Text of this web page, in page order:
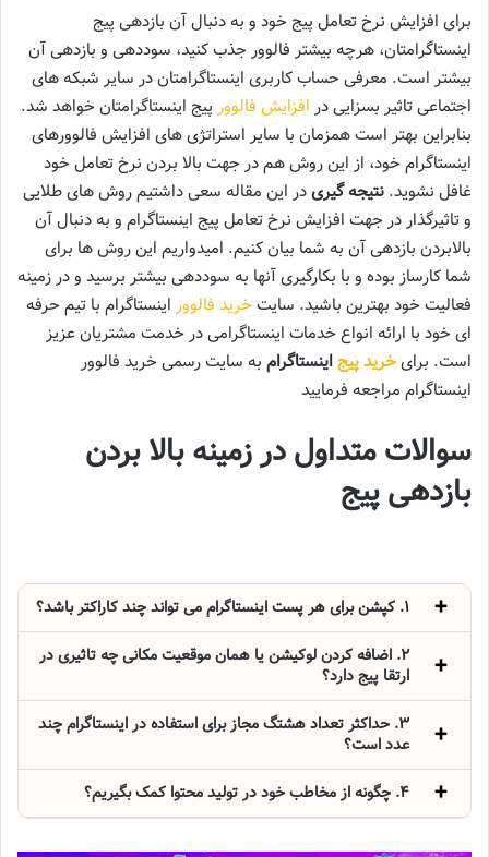
برای افزایش نرخ تعامل پیج خود و به دنبال آن بازدهی پیج
اینستاگرامتان، هرچه بیشتر فالوور جذب کنید، سوددهی و بازدهی آن
بیشتر است. معرفی حساب کاربری اینستاگرامتان در سایر شبکه های
اجتماعی تاثیر بسزایی در افزایش فالوور پیج اینستاگرامتان خواهد شد.
بنابراین بهتر است همزمان با سایر استراتژی های افزایش فالوورهای
اینستاگرام خود، از این روش هم در جهت بالا بردن نرخ تعامل خود
غافل نشوید. نتیجه گیریدر این مقاله سعی داشتیم روش های طلایی
و تاثیرگذار در جهت افزایش نرخ تعامل پیج اینستاگرام و به دنبال آن
بالابردن بازدهی آن به شما بیان کنیم. امیدواریم این روش ها برای
شما کارساز بوده و با بکارگیری آنها به سوددهی بیشتر برسید و در زمینه
فعالیت خود بهترین باشید. سایتخرید فالوور اینستاگرام با تیم حرفه
ای خود با ارائه انواع خدمات اینستاگرامی در خدمت مشتریان عزیز
است. برایخرید پیجاینستاگرام به سایت رسمی خرید فالوور
اینستاگرام مراجعه فرمایید
سوالات متداول در زمینه بالا بردن
بازدهی پیج
1. کپشن برای هر پست اینستاگرام می تواند چند کاراکتر باشد؟
2. اضافه کردن لوکیشن یا همان موقعیت مکانی چه تاثیری در
ارتقا پیج دارد؟
3. حداکثر تعداد هشتگ مجاز برای استفاده در اینستاگرام چند
عدد است؟
4. چگونه از مخاطب خود در تولید محتوا کمک بگیریم؟